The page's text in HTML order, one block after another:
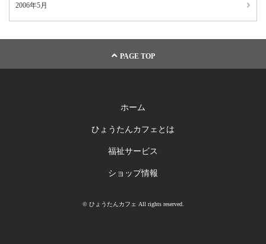
2006年5月
PAGE TOP
ホーム
ひょうたんカフェとは
福祉サービス
ショップ情報
© ひょうたんカフェ All rights reserved.